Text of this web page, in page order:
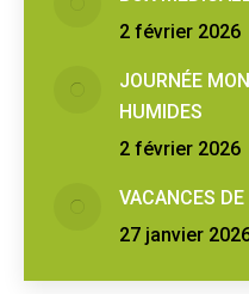
2 février 2026
JOURNÉE
HUMIDES
2 février 2026
VACANCES DE
27 janvier